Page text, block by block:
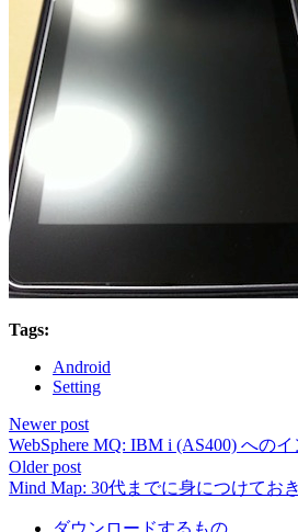
Tags:
Android
Setting
Newer post
WebSphere MQ: IBM i (AS400) への
Older post
Mind Map: 30代までに身につけてお
ダウンロードするもの